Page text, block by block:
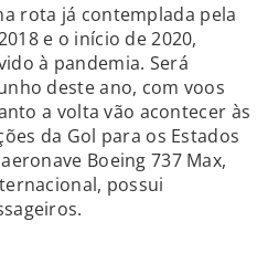
rota já contemplada pela
e o início de 2020,
à pandemia. Será
deste ano, com voos
a volta vão acontecer às
da Gol para os Estados
Boeing 737 Max,
possui